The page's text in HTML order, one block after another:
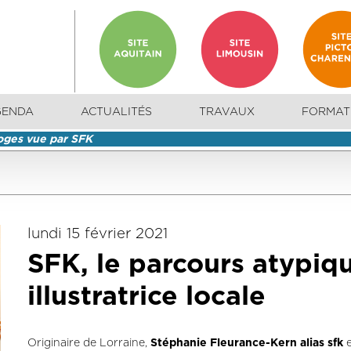
ACTUALITÉS TRAVAUX
vue par SFK
lundi 15 février 2021
SFK, le parcours
illustratrice locale
Originaire de Lorraine, Stéphanie Fleurance-Kern alias sfk